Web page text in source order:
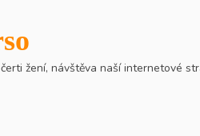
žení, návštěva naší internetové